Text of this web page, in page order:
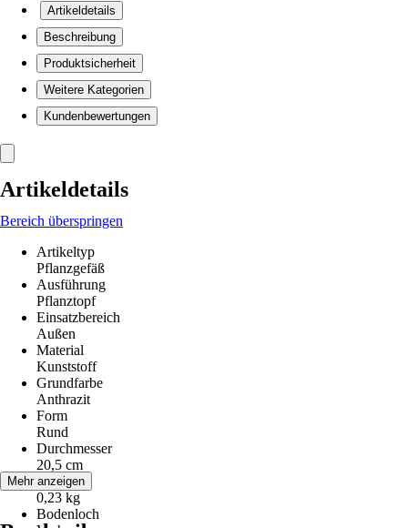
Artikeldetails
Beschreibung
Produktsicherheit
Weitere Kategorien
Kundenbewertungen
Artikeldetails
Bereich überspringen
Artikeltyp
Pflanzgefäß
Ausführung
Pflanztopf
Einsatzbereich
Außen
Material
Kunststoff
Grundfarbe
Anthrazit
Form
Rund
Durchmesser
20,5 cm
Gewicht
0,23 kg
Bodenloch
Mehr anzeigen